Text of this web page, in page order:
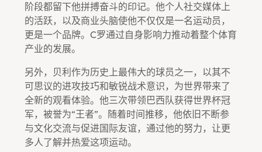
阶段都留下他拼搏奋斗的印记。他个人社交媒体上
的活跃，以及商业头脑使他不仅仅是一名运动员，
更是一个品牌。C罗通过自身影响力推动着整个体育
产业的发展。
另外，贝利作为历史上最伟大的球员之一，以其不
可思议的进攻技巧和敏锐战术意识，为世界带来了
全新的观看体验。他三次带领巴西队获得世界杯冠
军，被誉为“王者”。随着时间推移，他依旧不断参
与文化交流与促进国际友谊，通过他的努力，让更
多人了解并热爱这项运动。